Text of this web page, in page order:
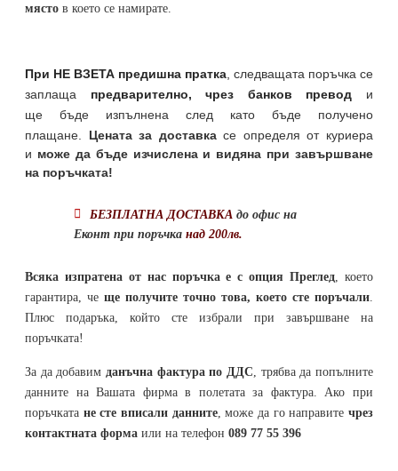
място в което се намирате.
При НЕ ВЗЕТА предишна пратка следващата поръчка се
заплаща предварително, чрез банков превод и
ще бъде изпълнена след като бъде получено
плащане. Цената за доставкасе определя от куриера
и може да бъде изчислена и видяна при завършване
на поръчката!
БЕЗПЛАТНА ДОСТАВКА до офис на
Еконт при поръчка над 200лв.
Всяка изпратена от нас поръчка е с опция Преглед , което
гарантира, че ще получите точно това, което сте поръчали
Плюс подаръка, който сте избрали при завършване на
поръчката!
За да добавим данъчна фактура по ДДС , трябва да попълните
данните на Вашата фирма в полетата за фактура. Ако при
поръчката не сте вписали данните, може да го направитечрез
контактната форма или на телефон 089 77 55 396